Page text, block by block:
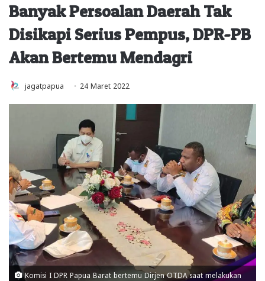
Banyak Persoalan Daerah Tak
Disikapi Serius Pempus, DPR-PB
Akan Bertemu Mendagri
jagatpapua 24 Maret 2022
Komisi I DPR Papua Barat bertemu Dirjen OTDA saat melakukan